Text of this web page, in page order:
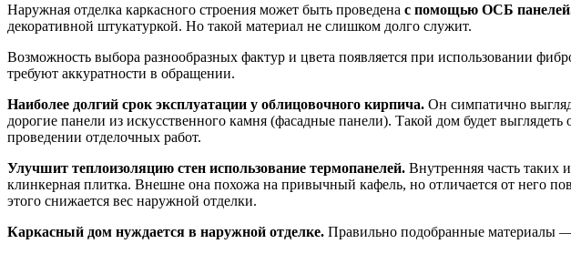
Наружная отделка каркасного строения может быть проведена с помощью ОСБ
декоративной штукатуркой. Но такой материал не слишком долго служит.
Возможность выбора разнообразных фактур и цвета появляется при использовании
требуют аккуратности в обращении.
Наиболее долгий срок эксплуатации у облицовочного кирпича. Он симпатично
дорогие панели из искусственного камня (фасадные панели). Такой дом будет
проведении отделочных работ.
Улучшит теплоизоляцию стен использование термопанелей. Внутренняя часть таких
клинкерная плитка. Внешне она похожа на привычный кафель, но отличается от него
этого снижается вес наружной отделки.
Каркасный дом нуждается в наружной отделке. Правильно подобранные материалы —